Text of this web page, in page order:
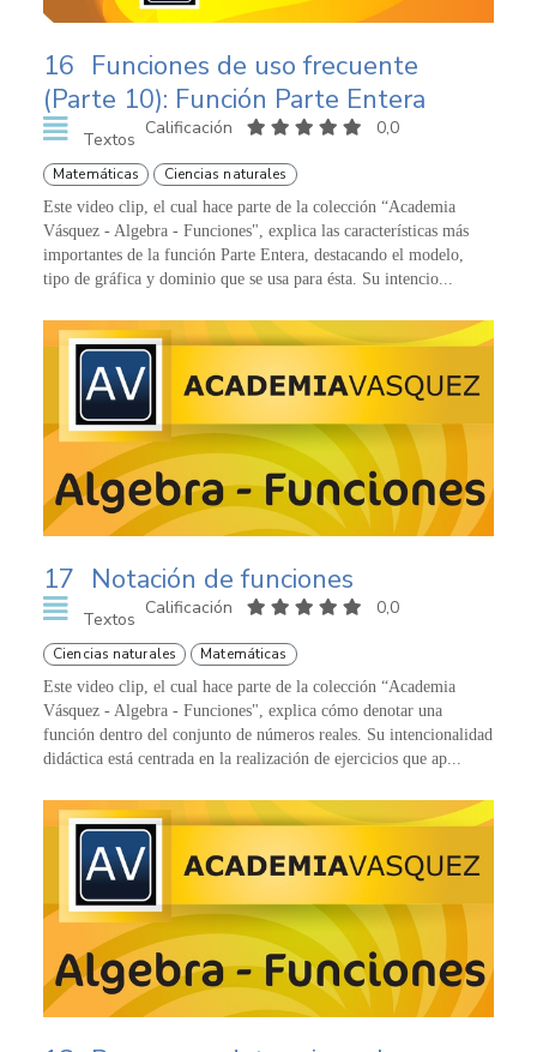
16 Funciones de uso frecuente
(Parte 10): Función Parte Entera
Textos
Calificación 0,0
Matemáticas Ciencias naturales
Este video clip, el cual hace parte de la colección “Academia
Vásquez - Algebra - Funciones", explica las características más
importantes de la función Parte Entera, destacando el modelo,
tipo de gráfica y dominio que se usa para ésta. Su intencio...
17 Notación de funciones
Textos
Calificación 0,0
Ciencias naturales Matemáticas
Este video clip, el cual hace parte de la colección “Academia
Vásquez - Algebra - Funciones", explica cómo denotar una
función dentro del conjunto de números reales. Su intencionalidad
didáctica está centrada en la realización de ejercicios que ap...